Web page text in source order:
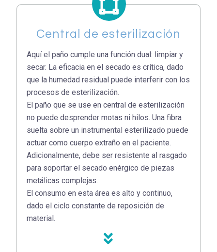
Central de esterilización
Aquí el paño cumple una función dual: limpiar y
secar. La eficacia en el secado es crítica, dado
que la humedad residual puede interferir con los
procesos de esterilización.
El paño que se use en central de esterilización
no puede desprender motas ni hilos. Una fibra
suelta sobre un instrumental esterilizado puede
actuar como cuerpo extraño en el paciente.
Adicionalmente, debe ser resistente al rasgado
para soportar el secado enérgico de piezas
metálicas complejas.
El consumo en esta área es alto y continuo,
dado el ciclo constante de reposición de
material.